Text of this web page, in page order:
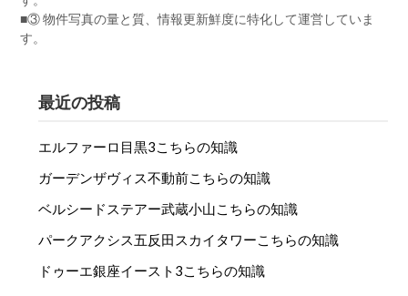
■③ 物件写真の量と質、情報更新鮮度に特化して運営していま
す。
最近の投稿
エルファーロ目黒3こちらの知識
ガーデンザヴィス不動前こちらの知識
ベルシードステアー武蔵小山こちらの知識
パークアクシス五反田スカイタワーこちらの知識
ドゥーエ銀座イースト3こちらの知識